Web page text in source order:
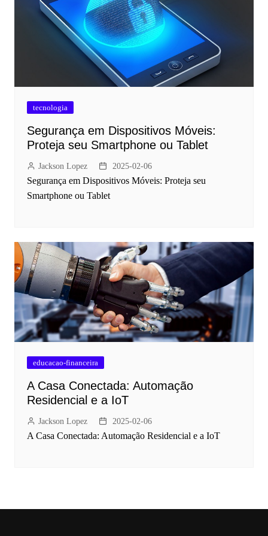
tecnologia
Segurança em Dispositivos Móveis:
Proteja seu Smartphone ou Tablet
Jackson Lopez 2025-02-06
Segurança em Dispositivos Móveis: Proteja seu
Smartphone ou Tablet
educacao-financeira
A Casa Conectada: Automação
Residencial e a IoT
Jackson Lopez 2025-02-06
A Casa Conectada: Automação Residencial e a IoT